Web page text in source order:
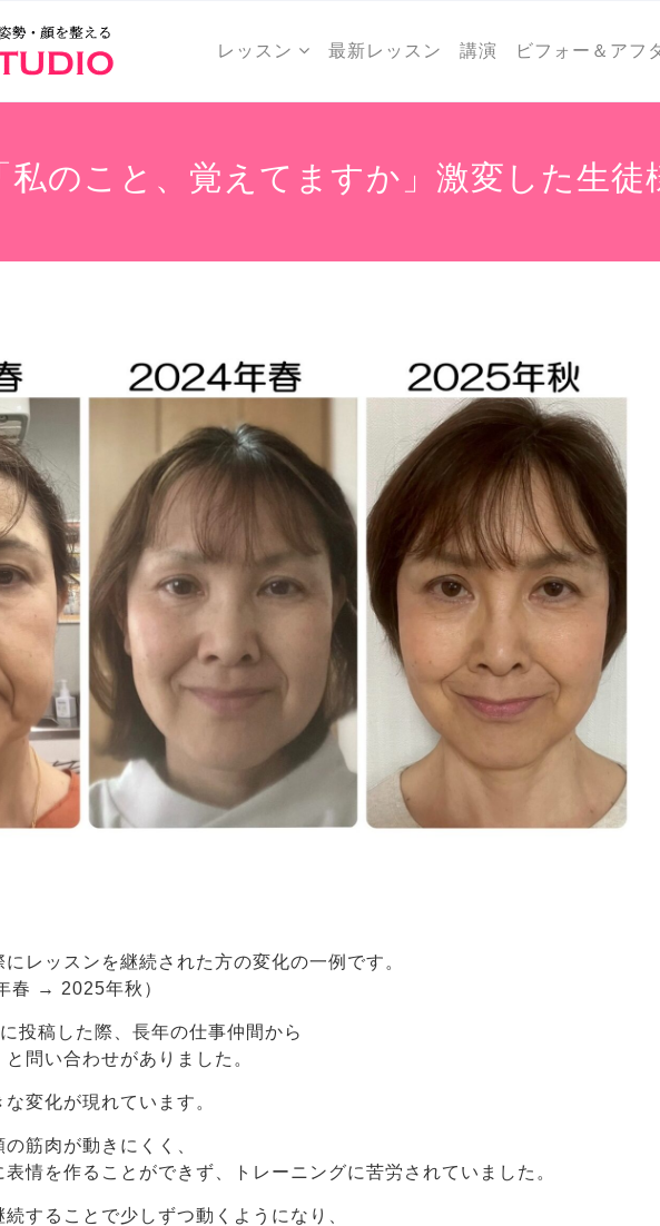
レッスン 最新レッスン 講演 ビフォー＆アフ
私のこと、覚えてますか」激変した生徒
レッスンを継続された方の変化の一例です。
春 → 2025年秋）
投稿した際、長年の仕事仲間から
と問い合わせがありました。
変化が現れています。
筋肉が動きにくく、
情を作ることができず、トレーニングに苦労されていました。
することで少しずつ動くようになり、